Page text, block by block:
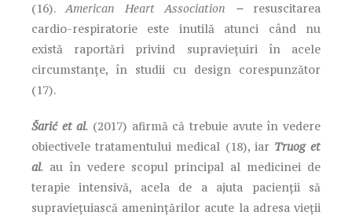
(16).American Heart Association –resuscitarea
cardio-respiratorie este inutilă atunci când nu
există raportări privind supraviețuiri în acele
circumstanțe, în studii cu design corespunzător
(17).
Šarić et al. (2017) afirmă că trebuie avute în vedere
obiectivele tratamentului medical (18), iar Truog et
al. au în vedere scopul principal al medicinei de
terapie intensivă, acela de a ajuta pacienții să
supraviețuiască amenințărilor acute la adresa vieții